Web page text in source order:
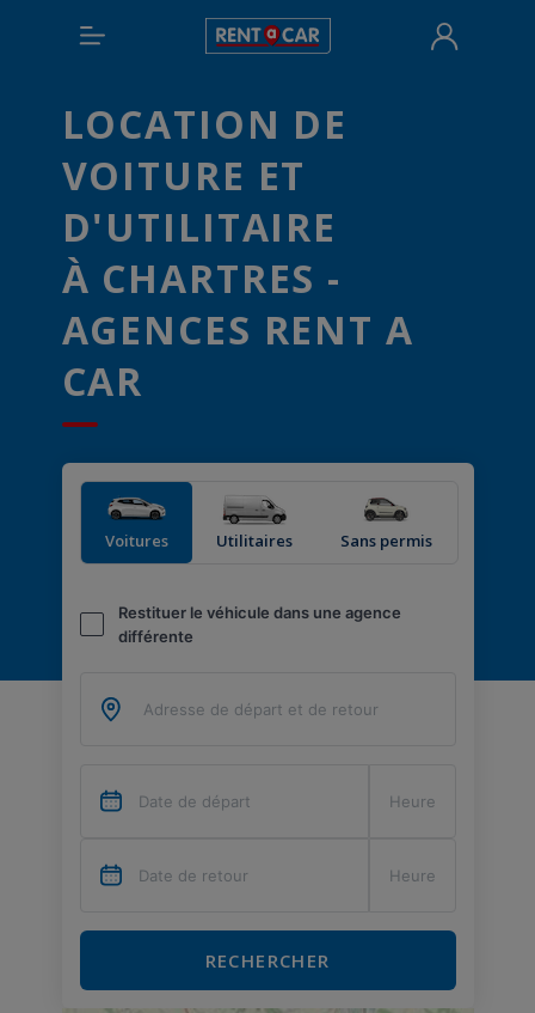
LOCATION DE
VOITURE ET
D'UTILITAIRE
À CHARTRES -
AGENCES RENT A
CAR
Voitures Utilitaires Sans permis
Restituer le véhicule dans une agence
différente
RECHERCHER